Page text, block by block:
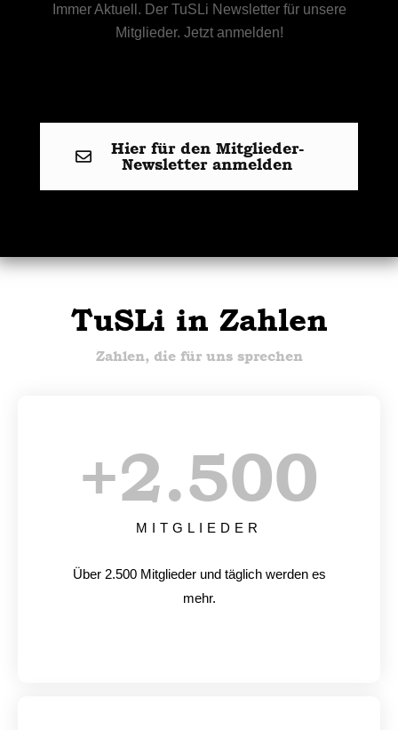
Immer Aktuell. Der TuSLi Newsletter für unsere
Mitglieder. Jetzt anmelden!
Hier für den Mitglieder-
Newsletter anmelden
TuSLi in Zahlen
Zahlen, die für uns sprechen
MITGLIEDER
+2.500
Über 2.500 Mitglieder und täglich werden es
mehr.